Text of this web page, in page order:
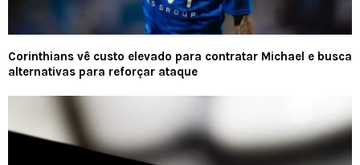
Corinthians vê custo elevado para contratar Michael e busca
alternativas para reforçar ataque